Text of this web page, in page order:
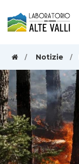
Notizie